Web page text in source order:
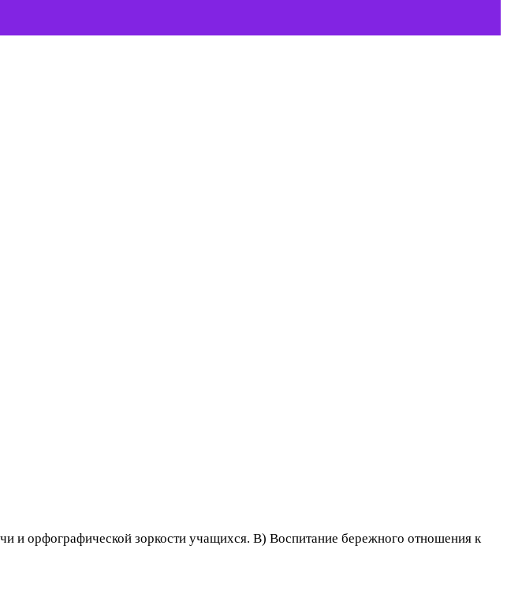
и орфографической зоркости учащихся. В) Воспитание бережного отношения к